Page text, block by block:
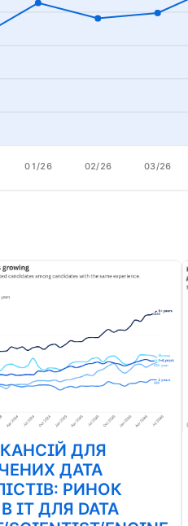
01/26 02/26 03/26
ДЛЯ
ДАТА
РИНОК
ІТ ДЛЯ DATA